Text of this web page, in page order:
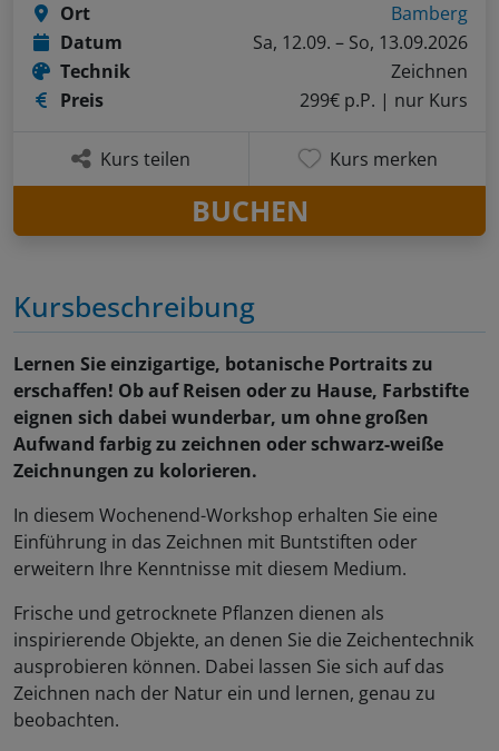
Kursbeschreibung
Lernen Sie einzigartige, botanische Portraits zu
erschaffen! Ob auf Reisen oder zu Hause, Farbstifte
eignen sich dabei wunderbar, um ohne großen
Aufwand farbig zu zeichnen oder schwarz-weiße
Zeichnungen zu kolorieren.
In diesem Wochenend-Workshop erhalten Sie eine
Einführung in das Zeichnen mit Buntstiften oder
erweitern Ihre Kenntnisse mit diesem Medium.
Frische und getrocknete Pflanzen dienen als
inspirierende Objekte, an denen Sie die Zeichentechnik
ausprobieren können. Dabei lassen Sie sich auf das
Zeichnen nach der Natur ein und lernen, genau zu
beobachten.
Ort
Bamberg
Datum
Sa, 12.09. – So, 13.09.2026
Technik
Zeichnen
Preis
299€ p.P. | nur Kurs
Kurs teilen Kurs merken
BUCHEN